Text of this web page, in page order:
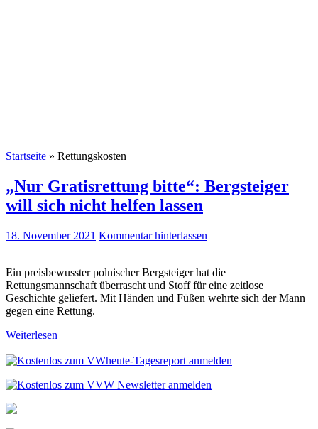
Startseite » Rettungskosten
„Nur Gratisrettung bitte“: Bergsteiger
will sich nicht helfen lassen
18. November 2021 Kommentar hinterlassen
Ein preisbewusster polnischer Bergsteiger hat die
Rettungsmannschaft überrascht und Stoff für eine zeitlose
Geschichte geliefert. Mit Händen und Füßen wehrte sich der Mann
gegen eine Rettung.
Weiterlesen